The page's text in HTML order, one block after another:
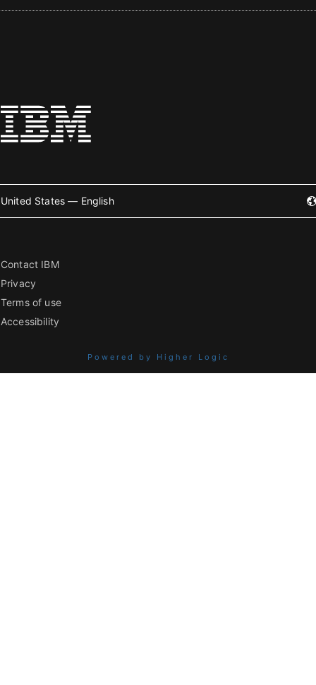
United States — English
Contact IBM
Privacy
Terms of use
Accessibility
Powered by Higher Logic